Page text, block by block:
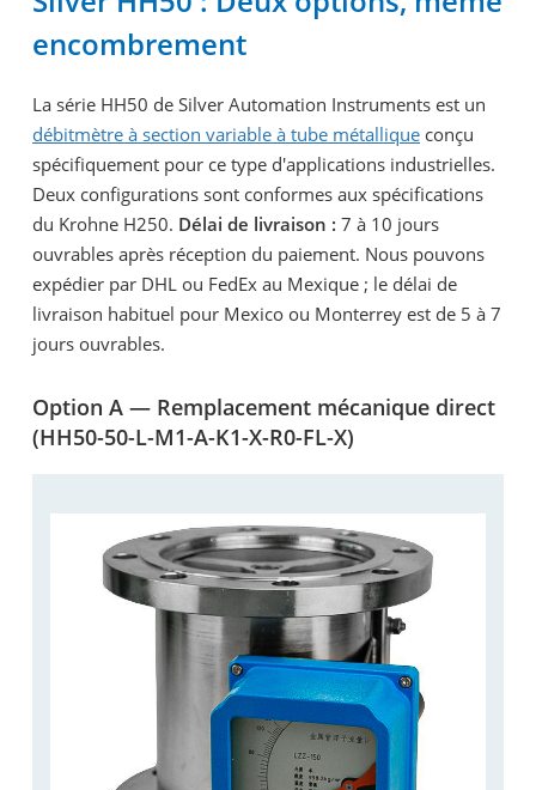
encombrement
La série HH50 de Silver Automation Instruments est un
débitmètre à section variable à tube métallique conçu
spécifiquement pour ce type d'applications industrielles.
Deux configurations sont conformes aux spécifications
du Krohne H250. Délai de livraison : 7 à 10 jours
ouvrables après réception du paiement. Nous pouvons
expédier par DHL ou FedEx au Mexique ; le délai de
livraison habituel pour Mexico ou Monterrey est de 5 à 7
jours ouvrables.
Option A — Remplacement mécanique direct
(HH50-50-L-M1-A-K1-X-R0-FL-X)